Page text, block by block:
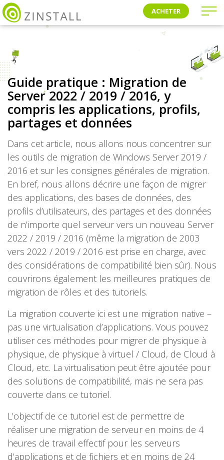
ACHETER
Guide pratique : Migration de
Server 2022 / 2019 / 2016, y
compris les applications, profils,
partages et données
Dans cet article, nous allons nous concentrer sur
les outils de migration de Windows Server 2019 /
2016 et sur les consignes générales de migration.
En bref, nous allons décrire une façon de migrer
des applications, des bases de données, des
profils d’utilisateurs, des partages et des données
de n’importe quel serveur vers un nouveau Server
2022 / 2019 / 2016 (même la migration de 2003
vers 2022 / 2019 / 2016 est prise en charge, avec
des considérations de compatibilité bien sûr). Nous
couvrirons également les meilleures pratiques de
migration de rôles et des tutoriels.
La migration couverte ici est une migration native –
pas une virtualisation d’applications. Vous pouvez
utiliser ces méthodes pour migrer de physique à
physique, de physique à virtuel / Cloud, de Cloud à
Cloud, etc. La virtualisation peut être ajoutée pour
des solutions de compatibilité, mais ne sera pas
couverte dans ce tutoriel.
L’objectif de ce tutoriel est de permettre de
réaliser une migration de serveur en moins de 4
heures de travail effectif pour les serveurs
d’applications et de fichiers et en moins de 24